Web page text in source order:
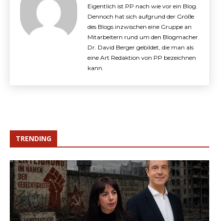
Eigentlich ist PP nach wie vor ein Blog.
Dennoch hat sich aufgrund der Größe
des Blogs inzwischen eine Gruppe an
Mitarbeitern rund um den Blogmacher
Dr. David Berger gebildet, die man als
eine Art Redaktion von PP bezeichnen
kann.
TRENDING